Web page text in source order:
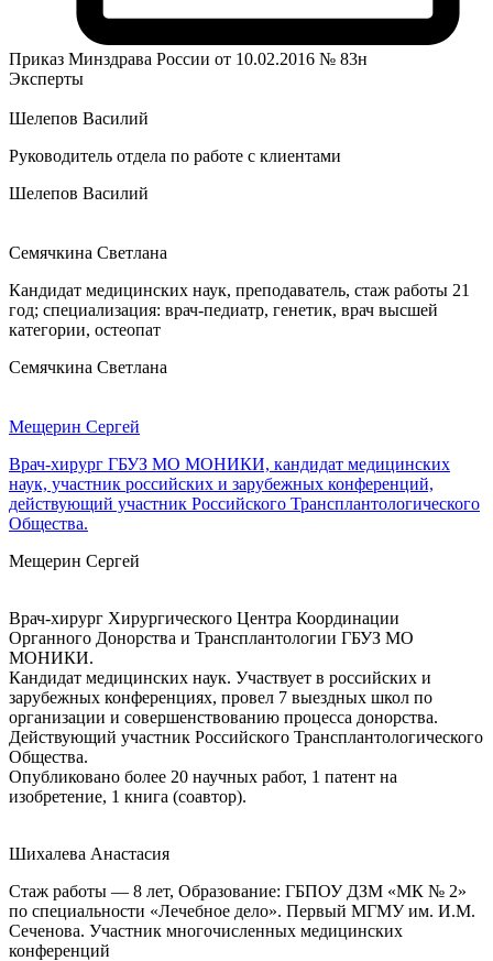
Приказ Минздрава России от 10.02.2016 № 83н
Эксперты
Шелепов Василий
Руководитель отдела по работе с клиентами
Шелепов Василий
Семячкина Светлана
Кандидат медицинских наук, преподаватель, стаж работы 21
год; специализация: врач-педиатр, генетик, врач высшей
категории, остеопат
Семячкина Светлана
Мещерин Сергей
Врач-хирург ГБУЗ МО МОНИКИ, кандидат медицинских
наук, участник российских и зарубежных конференций,
действующий участник Российского Трансплантологического
Общества.
Мещерин Сергей
Врач-хирург Хирургического Центра Координации
Органного Донорства и Трансплантологии ГБУЗ МО
МОНИКИ.
Кандидат медицинских наук. Участвует в российских и
зарубежных конференциях, провел 7 выездных школ по
организации и совершенствованию процесса донорства.
Действующий участник Российского Трансплантологического
Общества.
Опубликовано более 20 научных работ, 1 патент на
изобретение, 1 книга (соавтор).
Шихалева Анастасия
Стаж работы — 8 лет, Образование: ГБПОУ ДЗМ «МК № 2»
по специальности «Лечебное дело». Первый МГМУ им. И.М.
Сеченова. Участник многочисленных медицинских
конференций